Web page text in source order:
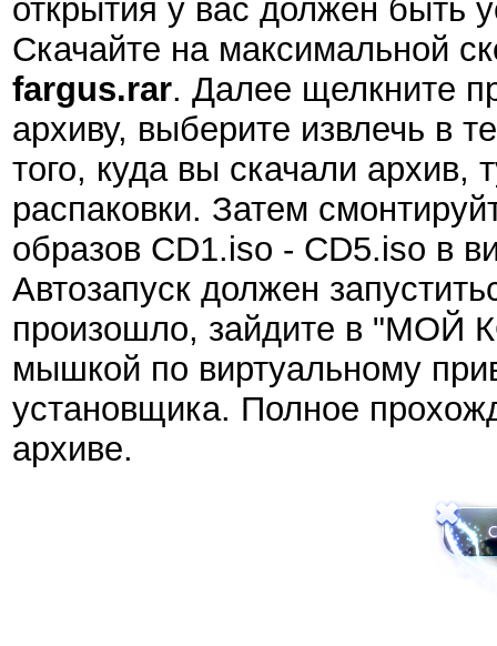
открытия у вас должен быть
Скачайте на максимальной
fargus.rar. Далее щелкните
архиву, выберите извлечь в
того, куда вы скачали архив,
распаковки. Затем
образов CD1.iso - CD5.iso в
Автозапуск должен
произошло, зайдите в "МОЙ
мышкой по виртуальному
установщика. Полное
архиве.